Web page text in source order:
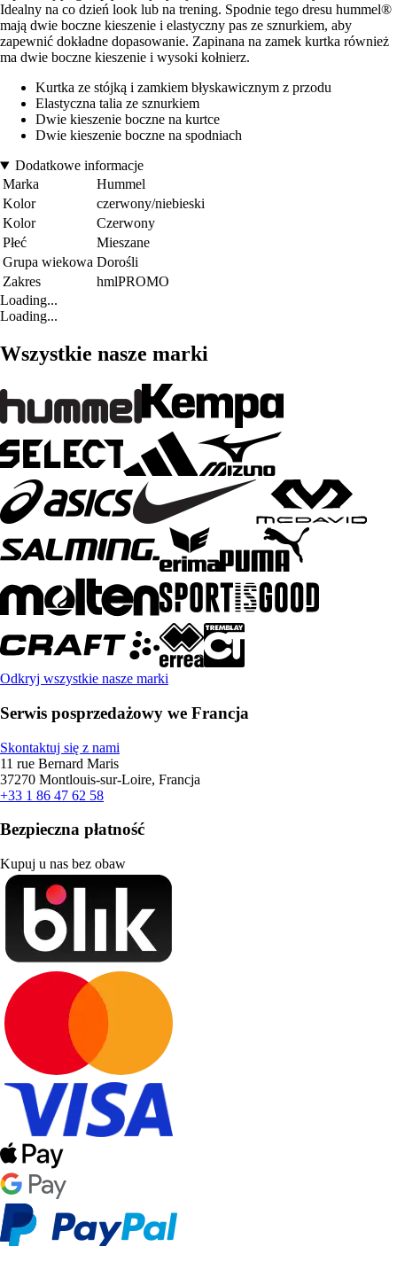
Idealny na co dzień look lub na trening. Spodnie tego dresu hummel®
mają dwie boczne kieszenie i elastyczny pas ze sznurkiem, aby
zapewnić dokładne dopasowanie. Zapinana na zamek kurtka również
ma dwie boczne kieszenie i wysoki kołnierz.
Kurtka ze stójką i zamkiem błyskawicznym z przodu
Elastyczna talia ze sznurkiem
Dwie kieszenie boczne na kurtce
Dwie kieszenie boczne na spodniach
Dodatkowe informacje
Marka
Hummel
Kolor
czerwony/niebieski
Kolor
Czerwony
Płeć
Mieszane
Grupa wiekowa Dorośli
Zakres
hmlPROMO
Loading...
Loading...
Wszystkie nasze marki
Odkryj wszystkie nasze marki
Serwis posprzedażowy we Francja
Skontaktuj się z nami
11 rue Bernard Maris
37270 Montlouis-sur-Loire, Francja
+33 1 86 47 62 58
Bezpieczna płatność
Kupuj u nas bez obaw